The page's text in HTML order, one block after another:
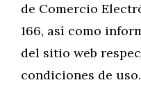
de Comercio
166, así como
del sitio web
condiciones de uso.